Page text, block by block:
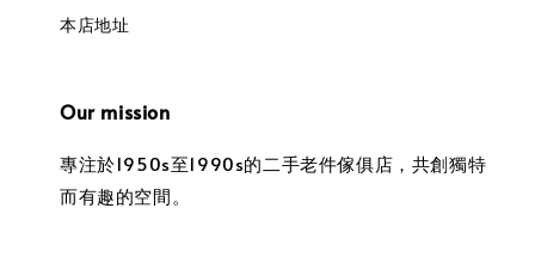
本店地址
Our mission
專注於1950s至1990s的二手老件傢俱店，共創獨特
而有趣的空間。